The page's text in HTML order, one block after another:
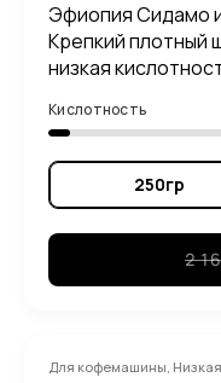
Эфиопия Сидамо
Крепкий плотный
низкая
Кислотность
250гр
2
Для кофемашины, Низкая